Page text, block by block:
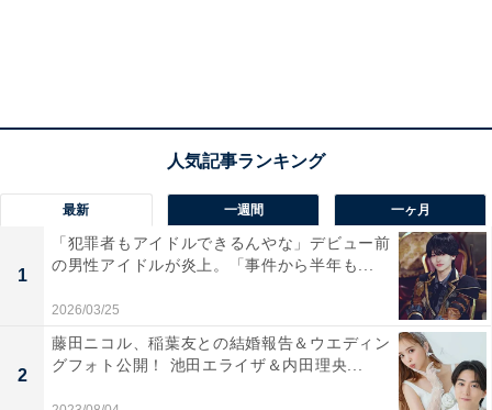
最新 一週間 一ヶ月
1
「犯罪者もアイドルできるんやな」デビュー前
の男性アイドルが炎上。「事件から半年も...
2026/03/25
2
藤田ニコル、稲葉友との結婚報告＆ウエディン
グフォト公開！ 池田エライザ＆内田理央...